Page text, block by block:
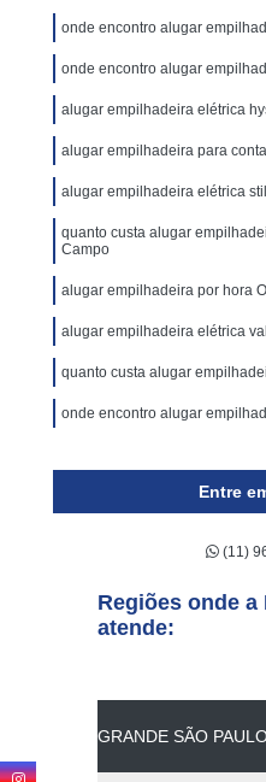
onde encontro alugar
onde encontro alugar
alugar empilhadeira elétrica
alugar empilhadeira para
alugar empilhadeira elétrica
quanto custa alugar
Campo
alugar empilhadeira por hora
alugar empilhadeira elétrica
quanto custa alugar
onde encontro alugar
Entre
(11)
Regiões onde a
atende:
GRANDE SÃO